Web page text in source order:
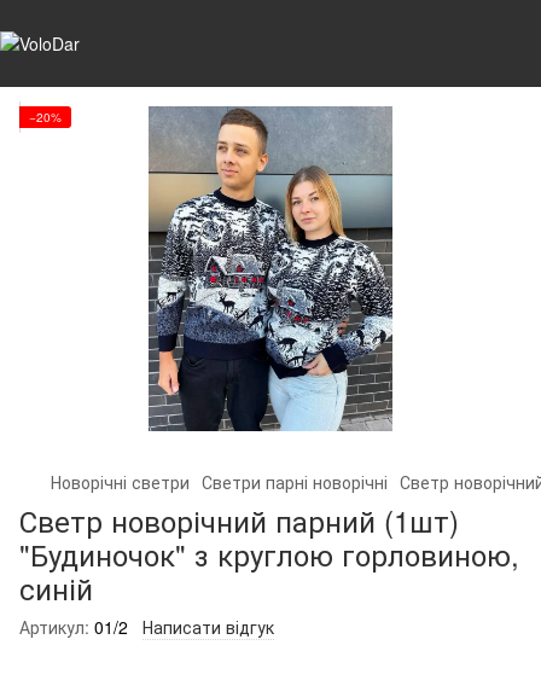
−20%
Новорічні светри Светри парні новорічні Светр
Светр новорічний парний (1шт)
"Будиночок" з круглою горловиною,
синій
Артикул: 01/2 Написати відгук